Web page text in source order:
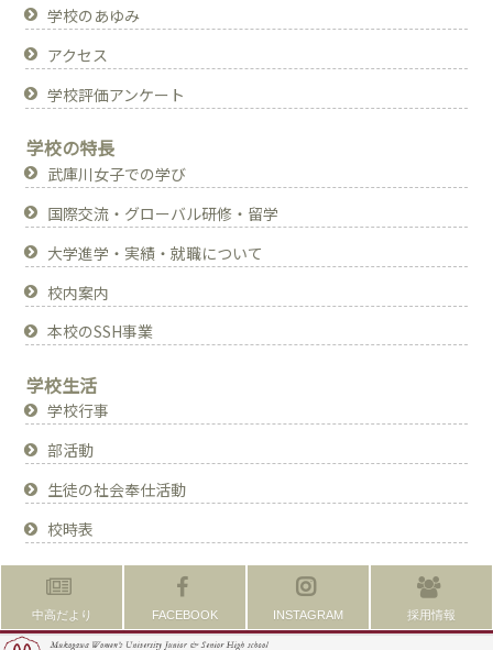
学校のあゆみ
アクセス
学校評価アンケート
学校の特長
武庫川女子での学び
国際交流・グローバル研修・留学
大学進学・実績・就職について
校内案内
本校のSSH事業
学校生活
学校行事
部活動
生徒の社会奉仕活動
校時表
中高だより FACEBOOK INSTAGRAM 採用情報